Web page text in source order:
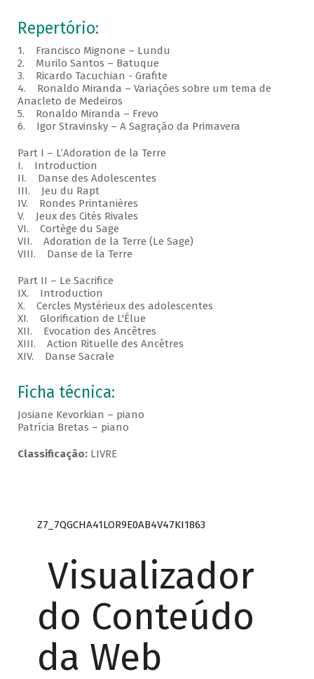
Repertório:
1. Francisco Mignone – Lundu
2. Murilo Santos – Batuque
3. Ricardo Tacuchian - Grafite
4. Ronaldo Miranda – Variações sobre um tema de
Anacleto de Medeiros
5. Ronaldo Miranda – Frevo
6. Igor Stravinsky – A Sagração da Primavera
Part I – L’Adoration de la Terre
I. Introduction
II. Danse des Adolescentes
III. Jeu du Rapt
IV. Rondes Printanières
V. Jeux des Cités Rivales
VI. Cortège du Sage
VII. Adoration de la Terre (Le Sage)
VIII. Danse de la Terre
Part II – Le Sacrifice
IX. Introduction
X. Cercles Mystérieux des adolescentes
XI. Glorification de L'Élue
XII. Evocation des Ancêtres
XIII. Action Rituelle des Ancêtres
XIV. Danse Sacrale
Ficha técnica:
Josiane Kevorkian – piano
Patrícia Bretas – piano
Classificação:LIVRE
Z7_7QGCHA41LOR9E0AB4V47KI1863
Visualizador
do Conteúdo
da Web